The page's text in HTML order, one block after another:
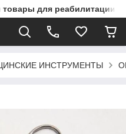
для реабилитации
ИНСТРУМЕНТЫ